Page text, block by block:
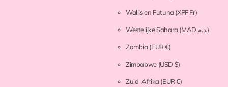
Wallis en Futuna (XPF Fr)
Westelijke Sahara (MAD د.م.)
Zambia (EUR €)
Zimbabwe (USD $)
Zuid-Afrika (EUR €)